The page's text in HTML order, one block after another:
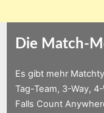
Die Match-
Es gibt mehr
Tag-Team, 3-Way,
Falls Count